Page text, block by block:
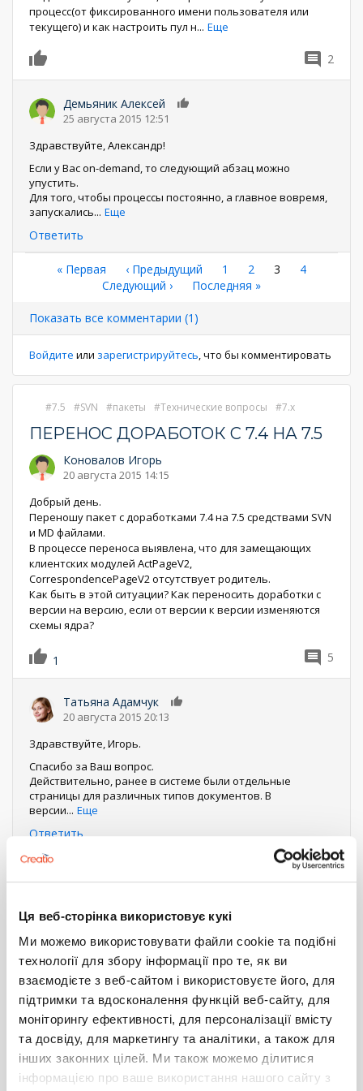
Ця веб-сторінка використовує кукі
Ми можемо використовувати файли cookie та подібні
технології для збору інформації про те, як ви
взаємодієте з веб-сайтом і використовуєте його, для
підтримки та вдосконалення функцій веб-сайту, для
моніторингу ефективності, для персоналізації вмісту
та досвіду, для маркетингу та аналітики, а також для
інших законних цілей. Ми також можемо ділитися
інформацією про ваше використання нашого сайту з
процесс(от фиксированного имени пользователя или
текущего) и как настроить пул н... Еще
2
Демьяник Алексей
25 августа 2015 12:51
Здравствуйте, Александр!
Если у Вас on-demand, то следующий абзац можно
упустить.
Для того, чтобы процессы постоянно, а главное вовремя,
запускались... Еще
Ответить
Нумерация
страниц
Первая
страница
« Первая ←
‹ Предыдущий Страница
1 Страница
2
Текущая
3 Страница
4
Следующая
Следующий ›
Последняя
Последняя »
Показать все комментарии (1)
Войдите или зарегистрируйтесь, что бы комментировать
7.5 SVN пакеты Технические вопросы 7.x
ПЕРЕНОС ДОРАБОТОК С 7.4 НА 7.5
Коновалов Игорь
20 августа 2015 14:15
Добрый день.
Переношу пакет с доработками 7.4 на 7.5 средствами SVN
и MD файлами.
В процессе переноса выявлена, что для замещающих
клиентских модулей ActPageV2,
CorrespondencePageV2 отсутствует родитель.
Как быть в этой ситуации? Как переносить доработки с
версии на версию, если от версии к версии изменяются
схемы ядра?
1 5
Татьяна Адамчук
20 августа 2015 20:13
Здравствуйте, Игорь.
Спасибо за Ваш вопрос.
Действительно, ранее в системе были отдельные
страницы для различных типов документов. В
версии... Еще
Ответить
Нумерация
страница
Страница
Текущая
страница
3 Страница
4
Следующая
Следующий ›
Последняя
Последняя »
Показать все комментарии (4)
Войдитеили зарегистрируйтесь , что бы комментировать
7.5 oldvalue Технические вопросы 7.x
КАК ПОЛУЧИТЬ СТАРОЕ ЗНАЧЕНИЕ
ПОЛЯ ПЕРЕД СОХРАНЕНИЕМ
ЗАПИСИ?